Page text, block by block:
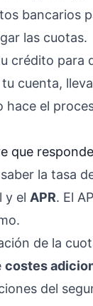
bancarios
las cuotas.
crédito para
cuenta,
hace el
que
la tasa
y el APR. El
de la
costes
del